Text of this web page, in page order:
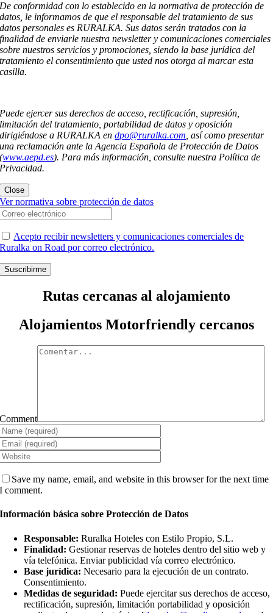
De conformidad con lo establecido en la normativa de protección de
datos, le informamos de que el responsable del tratamiento de sus
datos personales es RURALKA. Sus datos serán tratados con la
finalidad de enviarle nuestra newsletter y comunicaciones comerciales
sobre nuestros servicios y promociones, siendo la base jurídica del
tratamiento el consentimiento que usted nos otorga al marcar esta
casilla.
Puede ejercer sus derechos de acceso, rectificación, supresión,
limitación del tratamiento, portabilidad de datos y oposición
dirigiéndose a RURALKA endpo@ruralka.com , así como presentar
una reclamación ante la Agencia Española de Protección de Datos
(www.aepd.es). Para más información, consulte nuestra Política de
Privacidad.
Close
Ver normativa sobre protección de datos
Acepto recibir newsletters y comunicaciones comerciales de
Ruralka on Road por correo electrónico.
Suscribirme
Rutas cercanas al alojamiento
Alojamientos Motorfriendly cercanos
Comment
Save my name, email, and website in this browser for the next time
I comment.
Información básica sobre Protección de Datos
Responsable: Ruralka Hoteles con Estilo Propio, S.L.
Finalidad: Gestionar reservas de hoteles dentro del sitio web y
vía telefónica. Enviar publicidad vía correo electrónico.
Base jurídica: Necesario para la ejecución de un contrato.
Consentimiento.
Medidas de seguridad: Puede ejercitar sus derechos de acceso,
rectificación, supresión, limitación portabilidad y oposición